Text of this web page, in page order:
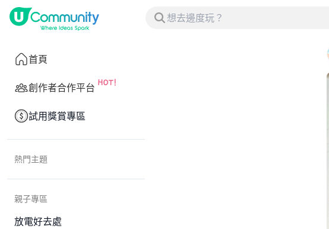
首頁
創作者合作平台
試用獎賞專區
熱門主題
親子專區
放電好去處